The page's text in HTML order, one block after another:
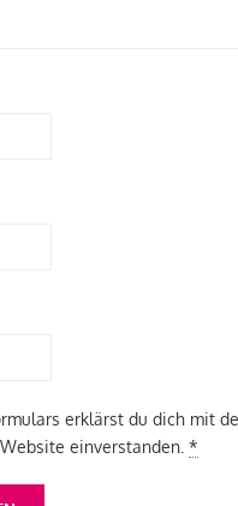
erklärst du dich mit
einverstanden. *